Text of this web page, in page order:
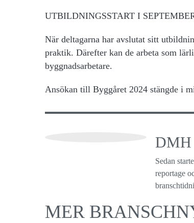
UTBILDNINGSSTART I
När deltagarna har avslutat sitt
praktik. Därefter kan de arbeta som
byggnadsarbetare.
Ansökan till Byggåret 2024 stängde i
DMH
Sedan
reportage
MER